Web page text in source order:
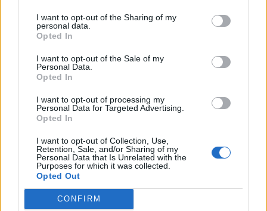
I want to opt-out of the Sharing of my
personal data.
Opted In
I want to opt-out of the Sale of my
Personal Data.
Opted In
I want to opt-out of processing my
Personal Data for Targeted Advertising.
Opted In
I want to opt-out of Collection, Use,
Retention, Sale, and/or Sharing of my
Personal Data that Is Unrelated with the
Purposes for which it was collected.
Opted Out
CONFIRM
е нараснал със 120%
06.08.2026 / 16:30